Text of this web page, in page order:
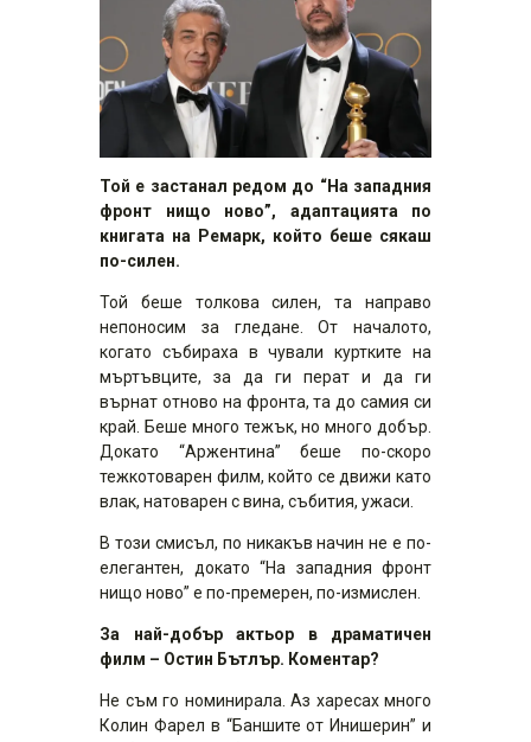
Той е застанал редом до “На западния
фронт нищо ново”, адаптацията по
книгата на Ремарк, който беше сякаш
по-силен.
Той беше толкова силен, та направо
непоносим за гледане. От началото,
когато събираха в чували куртките на
мъртъвците, за да ги перат и да ги
върнат отново на фронта, та до самия си
край. Беше много тежък, но много добър.
Докато “Аржентина” беше по-скоро
тежкотоварен филм, който се движи като
влак, натоварен с вина, събития, ужаси.
В този смисъл, по никакъв начин не е по-
елегантен, докато “На западния фронт
нищо ново” е по-премерен, по-измислен.
За най-добър актьор в драматичен
филм – Остин Бътлър. Коментар?
Не съм го номинирала. Аз харесах много
Колин Фарел в “Баншите от Инишерин” и